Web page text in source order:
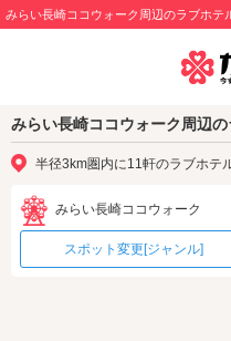
みらい長崎ココウォーク周辺のラブホテ
みらい長崎ココウォーク周辺
半径3km圏内に11軒のラブホテ
みらい長崎ココウォーク
スポット変更[ジャンル]